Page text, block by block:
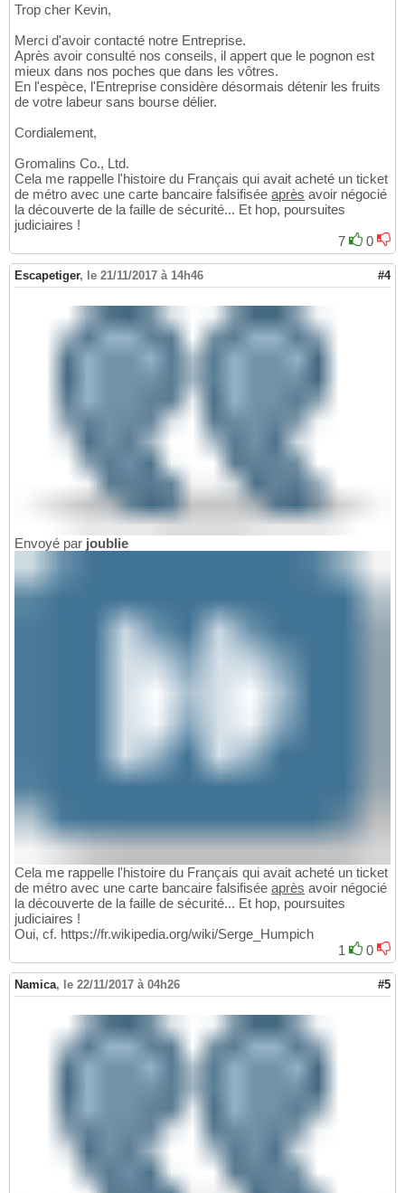
Trop cher Kevin,
Merci d'avoir contacté notre Entreprise.
Après avoir consulté nos conseils, il appert que le pognon est
mieux dans nos poches que dans les vôtres.
En l'espèce, l'Entreprise considère désormais détenir les fruits
de votre labeur sans bourse délier.
Cordialement,
Gromalins Co., Ltd.
Cela me rappelle l'histoire du Français qui avait acheté un ticket
de métro avec une carte bancaire falsifisée après avoir négocié
la découverte de la faille de sécurité... Et hop, poursuites
judiciaires !
7
0
Escapetiger, le 21/11/2017 à 14h46 #4
Envoyé par joublie
Cela me rappelle l'histoire du Français qui avait acheté un ticket
de métro avec une carte bancaire falsifisée après avoir négocié
la découverte de la faille de sécurité... Et hop, poursuites
judiciaires !
Oui, cf. https://fr.wikipedia.org/wiki/Serge_Humpich
1
0
Namica, le 22/11/2017 à 04h26 #5